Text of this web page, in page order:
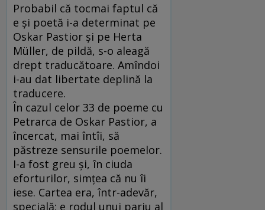
Probabil că tocmai faptul că
e şi poetă i-a determinat pe
Oskar Pastior şi pe Herta
Müller, de pildă, s-o aleagă
drept traducătoare. Amîndoi
i-au dat libertate deplină la
traducere.
În cazul celor 33 de poeme cu
Petrarca de Oskar Pastior, a
încercat, mai întîi, să
păstreze sensurile poemelor.
I-a fost greu şi, în ciuda
eforturilor, simţea că nu îi
iese. Cartea era, într-adevăr,
specială: e rodul unui pariu al